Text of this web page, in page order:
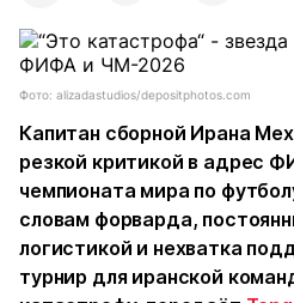
Фото: alizadastudios/depositphotos.com
Капитан сборной Ирана
резкой критикой в адрес
чемпионата мира по
словам форварда,
логистикой и нехватка
турнир для иранской